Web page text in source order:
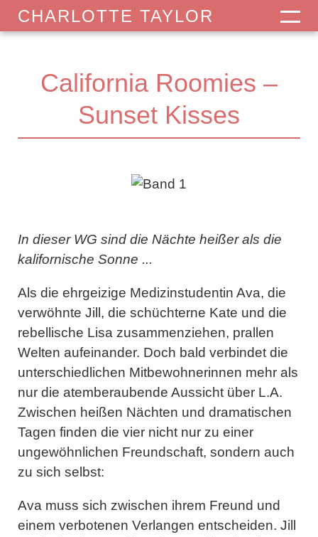
CHARLOTTE TAYLOR
California Roomies –
Sunset Kisses
In dieser WG sind die Nächte heißer als die
kalifornische Sonne ...
Als die ehrgeizige Medizinstudentin Ava, die
verwöhnte Jill, die schüchterne Kate und die
rebellische Lisa zusammenziehen, prallen
Welten aufeinander. Doch bald verbindet die
unterschiedlichen Mitbewohnerinnen mehr als
nur die atemberaubende Aussicht über L.A.
Zwischen heißen Nächten und dramatischen
Tagen finden die vier nicht nur zu einer
ungewöhnlichen Freundschaft, sondern auch
zu sich selbst:
Ava muss sich zwischen ihrem Freund und
einem verbotenen Verlangen entscheiden. Jill